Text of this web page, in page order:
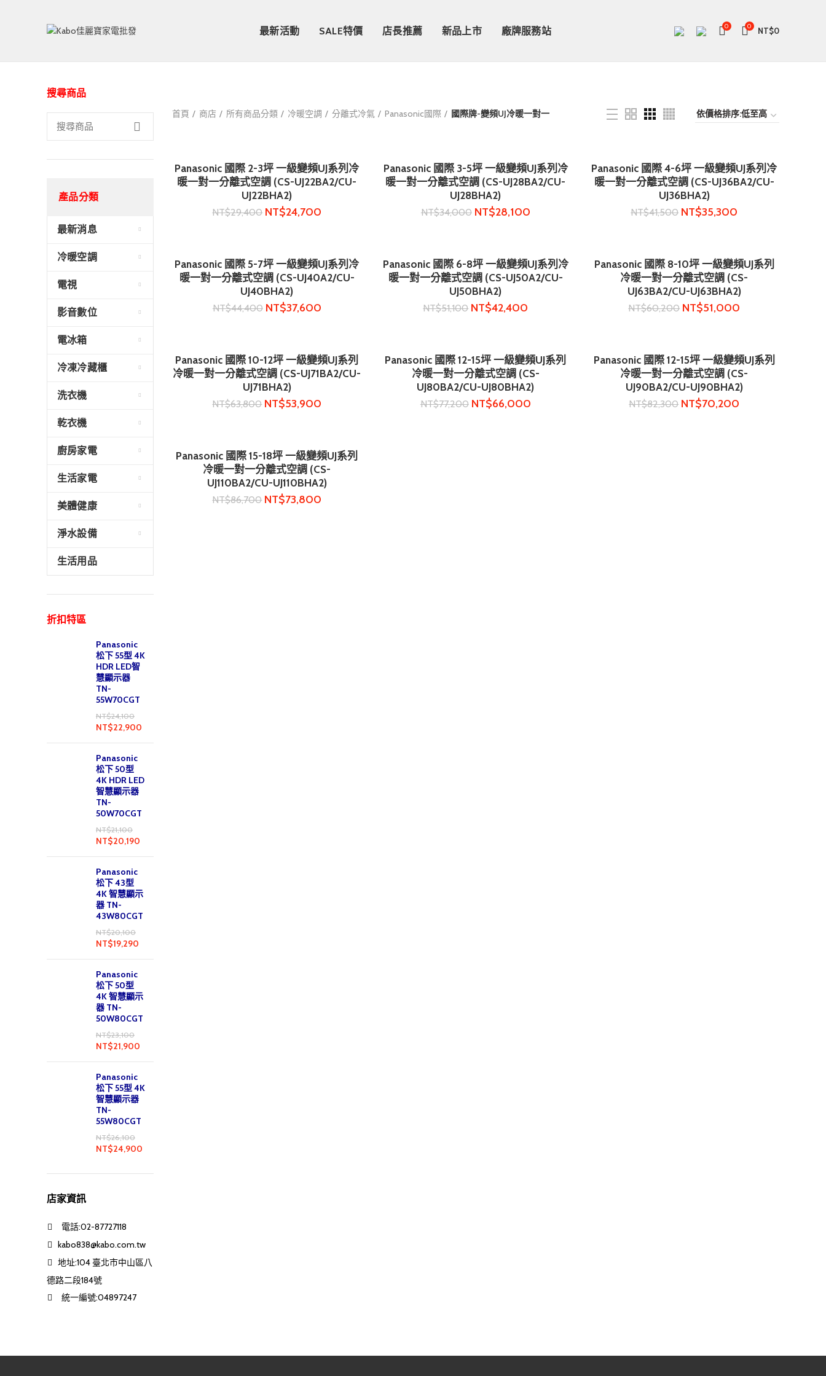
最新活動 SALE特價 店長推薦 新品上市 廠牌服務站 0 0 NT$0
搜尋商品
產品分類
最新消息
冷暖空調
電視
影音數位
電冰箱
冷凍冷藏櫃
洗衣機
乾衣機
廚房家電
生活家電
美體健康
淨水設備
生活用品
折扣特區
Panasonic
松下 55型 4K
HDR LED智
慧顯示器
TN-
55W70CGT
NT$24,100
NT$22,900
Panasonic
松下 50型
4K HDR LED
智慧顯示器
TN-
50W70CGT
NT$21,100
NT$20,190
Panasonic
松下 43型
4K 智慧顯示
器 TN-
43W80CGT
NT$20,100
NT$19,290
Panasonic
松下 50型
4K 智慧顯示
器 TN-
50W80CGT
NT$23,100
NT$21,900
Panasonic
松下 55型 4K
智慧顯示器
TN-
55W80CGT
NT$26,100
NT$24,900
店家資訊
電話:02-87727118
kabo838@kabo.com.tw
地址:104 臺北市中山區八
德路二段184號
統一編號:04897247
首頁 商店 所有商品分類 冷暖空調 分離式冷氣 Panasonic國際 國際牌-變頻UJ冷暖一對一
加入購物車
Panasonic 國際 2-3坪 一級變頻UJ系列冷
暖一對一分離式空調 (CS-UJ22BA2/CU-
UJ22BHA2)
NT$29,400 NT$24,700
加入購物車
Panasonic 國際 3-5坪 一級變頻UJ系列冷
暖一對一分離式空調 (CS-UJ28BA2/CU-
UJ28BHA2)
NT$34,000 NT$28,100
加入購物車
Panasonic 國際 4-6坪 一級變頻UJ系列冷
暖一對一分離式空調 (CS-UJ36BA2/CU-
UJ36BHA2)
NT$41,500 NT$35,300
加入購物車
Panasonic 國際 5-7坪 一級變頻UJ系列冷
暖一對一分離式空調 (CS-UJ40A2/CU-
UJ40BHA2)
NT$44,400 NT$37,600
加入購物車
Panasonic 國際 6-8坪 一級變頻UJ系列冷
暖一對一分離式空調 (CS-UJ50A2/CU-
UJ50BHA2)
NT$51,100 NT$42,400
加入購物車
Panasonic 國際 8-10坪 一級變頻UJ系列
冷暖一對一分離式空調 (CS-
UJ63BA2/CU-UJ63BHA2)
NT$60,200 NT$51,000
加入購物車
Panasonic 國際 10-12坪 一級變頻UJ系列
冷暖一對一分離式空調 (CS-UJ71BA2/CU-
UJ71BHA2)
NT$63,800 NT$53,900
加入購物車
Panasonic 國際 12-15坪 一級變頻UJ系列
冷暖一對一分離式空調 (CS-
UJ80BA2/CU-UJ80BHA2)
NT$77,200 NT$66,000
加入購物車
Panasonic 國際 12-15坪 一級變頻UJ系列
冷暖一對一分離式空調 (CS-
UJ90BA2/CU-UJ90BHA2)
NT$82,300 NT$70,200
加入購物車
Panasonic 國際 15-18坪 一級變頻UJ系列
冷暖一對一分離式空調 (CS-
UJ110BA2/CU-UJ110BHA2)
NT$86,700 NT$73,800